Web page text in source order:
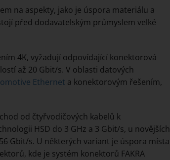
na aspekty, jako je úspora materiálu a
před dodavatelským průmyslem velké
4K, vyžadují odpovídající konektorová
až 20 Gbit/s. V oblasti datových
Ethernet a konektorovým řešením,
od čtyřvodičových kabelů k
HSD do 3 GHz a 3 Gbit/s, u novějších
Gbit/s. U některých variant je úspora místa
kde je systém konektorů FAKRA